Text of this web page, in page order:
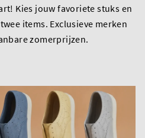
Kies jouw favoriete stuks en
items. Exclusieve merken
zomerprijzen.